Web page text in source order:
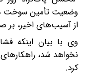
وضعیت تأمین سوخت
از آسیب‌های اخیر، بر
وی با بیان اینکه
نخواهد شد،
کرد.